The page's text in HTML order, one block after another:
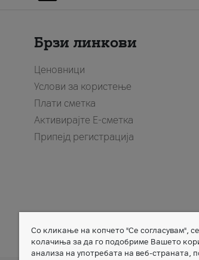
Брзи линкови
Ценовници
Услови за користење
Плати сметка
Активирајте Е-сметка
Припејд регистрација
Member of
Со кликање на копчето "Се согласувам",
колачиња за да го подобриме Вашето
анализа на употребата на веб-страната,